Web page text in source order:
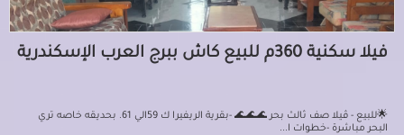
فيلا سكنية 360م للبيع كاش ببرج العرب الإسكندرية
🌟للبيع - ڤيلا صف ثالث بحر 🌊🌊🌊 -بقرية الريفيرا ك 59الي 61. بحديقه خاصه تري
البحر مباشرة -خطوات ا...